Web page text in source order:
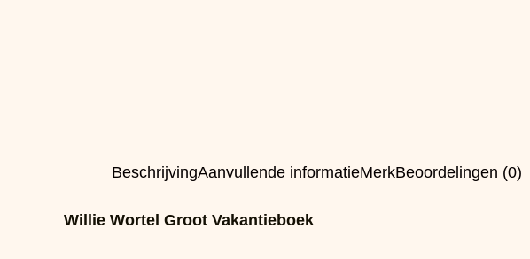
BeschrijvingAanvullende informatieMerkBeoordelingen (0)
Willie Wortel Groot Vakantieboek